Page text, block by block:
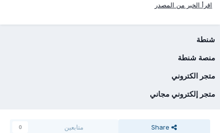
اقرأ الخبر من المصدر
شنطة
منصة شنطة
متجر الكتروني
متجر إلكتروني مجاني
Share متابعين 0